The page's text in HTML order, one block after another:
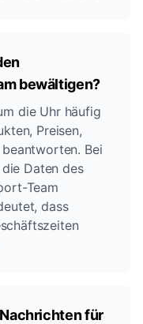
bewältigen?
die Uhr häufig
Preisen,
Bei
Daten des
Team
dass
für